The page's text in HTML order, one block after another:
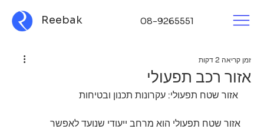
08-9265551
Reebak
אזור רכב תפעולי
זמן קריאה 2 דקות
אזור שטח תפעולי: עקרונות תכנון ובטיחות
אזור שטח תפעולי הוא מרחב ייעודי שנועד לאפשר